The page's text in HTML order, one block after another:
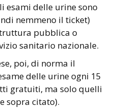
esami delle urine sono
nemmeno il ticket)
pubblica o
sanitario nazionale.
poi, di norma il
delle urine ogni 15
gratuiti, ma solo quelli
sopra citato).